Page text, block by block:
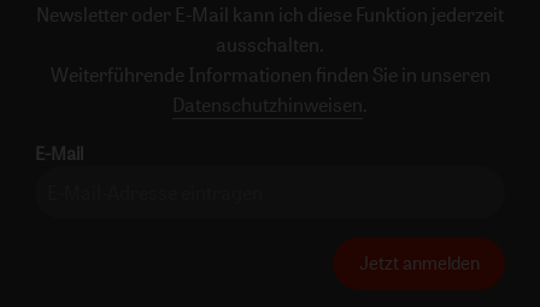
Newsletter oder E-Mail kann ich diese Funktion jederzeit
ausschalten.
Weiterführende Informationen finden Sie in unseren
Datenschutzhinweisen .
E-Mail
Jetzt anmelden